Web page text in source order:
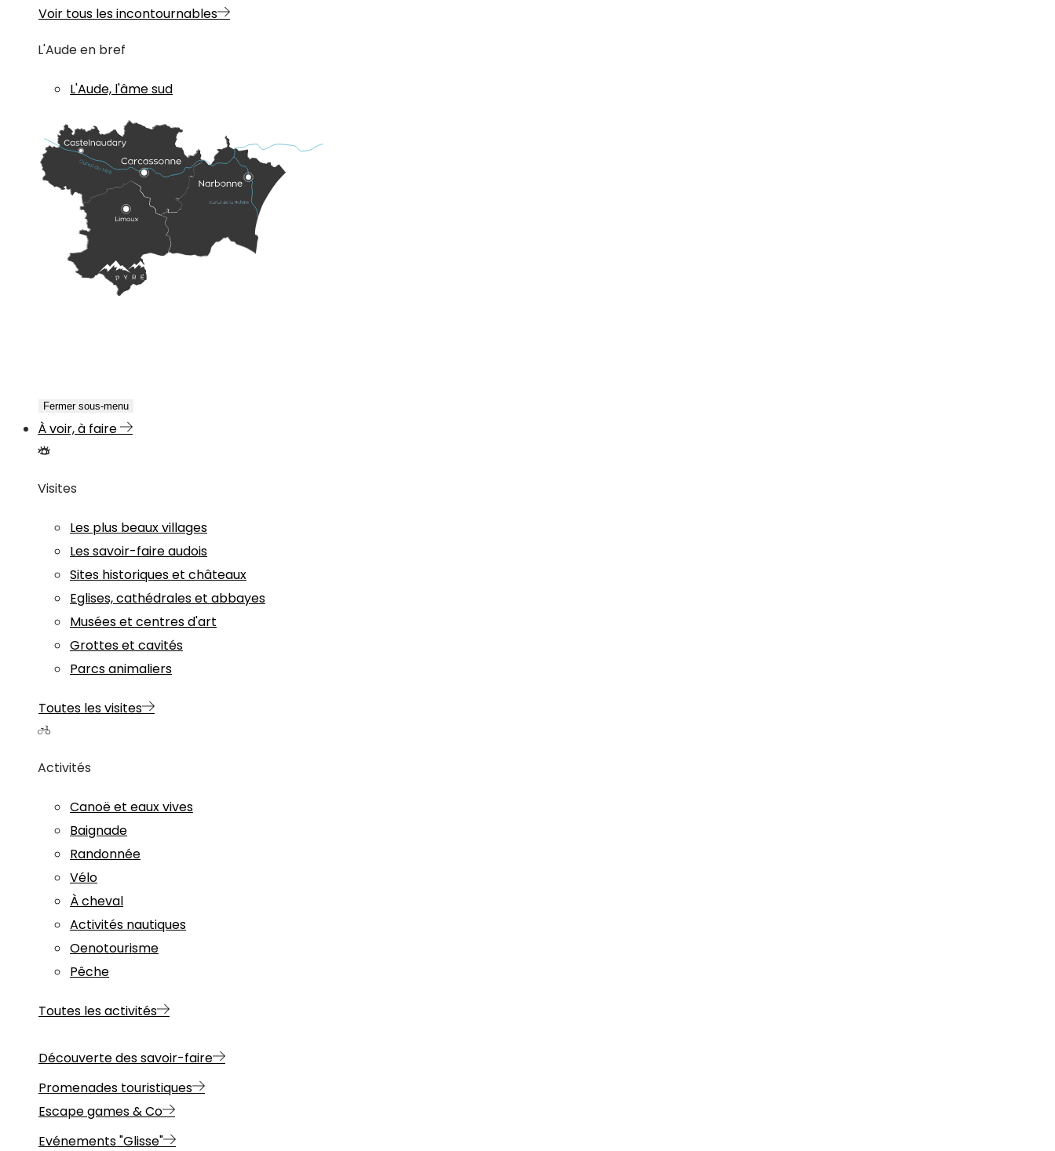
Voir tous les incontournables
L'Aude en bref
L'Aude, l'âme sud
Fermer sous-menu
À voir, à faire
Visites
Les plus beaux villages
Les savoir-faire audois
Sites historiques et châteaux
Eglises, cathédrales et abbayes
Musées et centres d'art
Grottes et cavités
Parcs animaliers
Toutes les visites
Activités
Canoë et eaux vives
Baignade
Randonnée
Vélo
À cheval
Activités nautiques
Oenotourisme
Pêche
Toutes les activités
Découverte des savoir-faire
Promenades touristiques
Escape games & Co
Evénements "Glisse"